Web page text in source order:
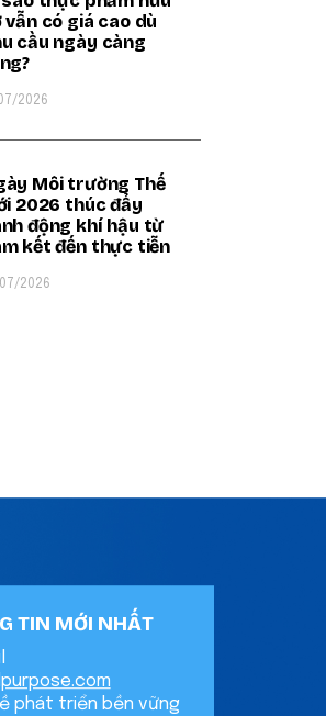
vẫn có giá cao dù
cầu ngày càng
07/2026
Môi trường Thế
2026 thúc đẩy
động khí hậu từ
kết đến thực tiễn
07/2026
TIN MỚI NHẤT
phát triển bền vững